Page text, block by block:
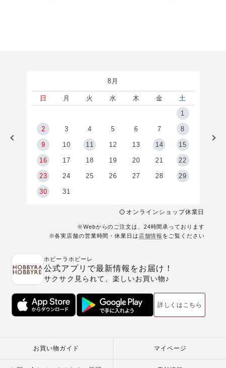
8月
日 月 火 水 木 金
土
1
2 3 4 5 6 7 8
9 10 11 12 13 14 15
16 17 18 19 20 21 22
23 24 25 26 27 28 29
30 31
オンラインショップ休業日
※Webからのご注文は、24時間承っております
※各実店舗の営業時間・休業日は 店舗情報 をご覧ください
ホビーラホビーレ
公式アプリで最新情報をお届け！
サクサク見られて、楽しいお買い物♪
詳しくはこちら
お買い物ガイド マイページ